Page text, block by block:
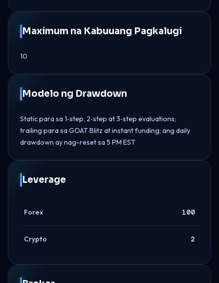
Maximum na Kabuuang Pagkalugi
10
Modelo ng Drawdown
Static para sa 1‑step, 2‑step at 3‑step evaluations;
trailing para sa GOAT Blitz at instant funding; ang daily
drawdown ay nag-reset sa 5 PM EST
Leverage
Forex 100
Crypto 2